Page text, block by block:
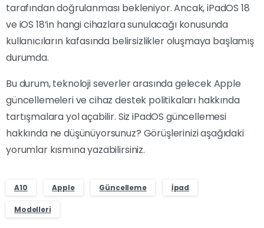
tarafından doğrulanması bekleniyor. Ancak, iPadOS 18
ve iOS 18’in hangi cihazlara sunulacağı konusunda
kullanıcıların kafasında belirsizlikler oluşmaya başlamış
durumda.
Bu durum, teknoloji severler arasında gelecek Apple
güncellemeleri ve cihaz destek politikaları hakkında
tartışmalara yol açabilir. Siz iPadOS güncellemesi
hakkında ne düşünüyorsunuz? Görüşlerinizi aşağıdaki
yorumlar kısmına yazabilirsiniz.
A10 Apple Güncelleme İpad
Modelleri